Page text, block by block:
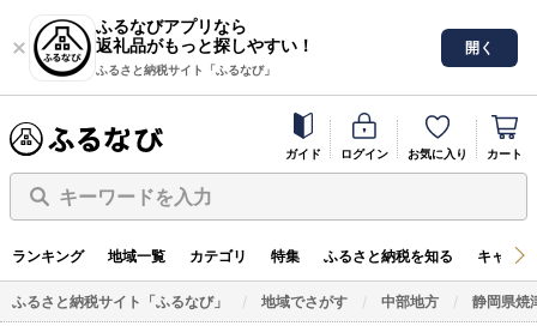
ふるなびアプリなら
返礼品がもっと探しやすい！
ふるさと納税サイト「ふるなび」
開く
ガイド ログイン お気に入り カート
キーワードを入力
ランキング 地域一覧 カテゴリ 特集 ふるさと納税を知る キャン
ふるさと納税サイト「ふるなび」 地域でさがす 中部地方 静岡県焼